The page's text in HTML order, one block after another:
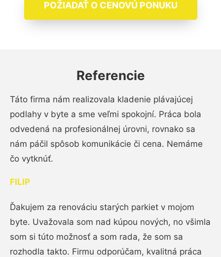
POŽIADAŤ O CENOVÚ PONUKU
Referencie
Táto firma nám realizovala kladenie plávajúcej
podlahy v byte a sme veľmi spokojní. Práca bola
odvedená na profesionálnej úrovni, rovnako sa
nám páčil spôsob komunikácie či cena. Nemáme
čo vytknúť.
FILIP
Ďakujem za renováciu starých parkiet v mojom
byte. Uvažovala som nad kúpou nových, no všimla
som si túto možnosť a som rada, že som sa
rozhodla takto. Firmu odporúčam, kvalitná práca